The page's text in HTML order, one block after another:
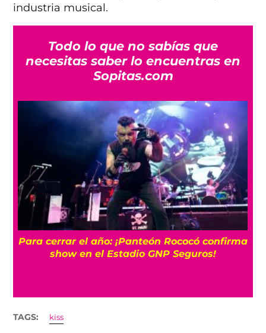
industria musical.
Todo lo que no sabías que
necesitas saber lo encuentras en
Sopitas.com
Para cerrar el año: ¡Panteón Rococó confirma
show en el Estadio GNP Seguros!
TAGS: kiss